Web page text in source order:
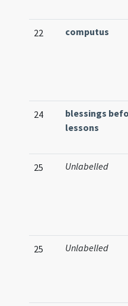
22 computus
24
blessings
lessons
25 Unlabelled
25 Unlabelled